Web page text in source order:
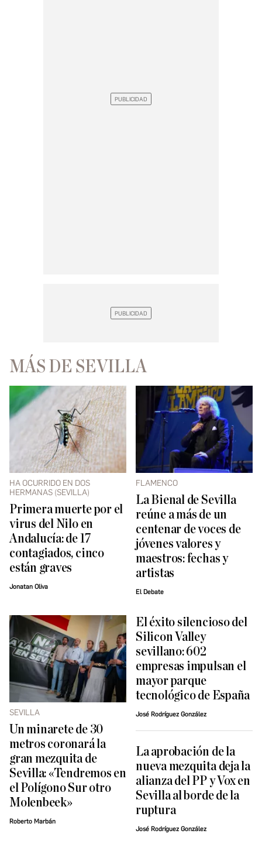
MÁS DE SEVILLA
HA OCURRIDO EN DOS
HERMANAS (SEVILLA)
Primera muerte por el
virus del Nilo en
Andalucía: de 17
contagiados, cinco
están graves
Jonatan Oliva
FLAMENCO
La Bienal de Sevilla
reúne a más de un
centenar de voces de
jóvenes valores y
maestros: fechas y
artistas
El Debate
SEVILLA
Un minarete de 30
metros coronará la
gran mezquita de
Sevilla: «Tendremos en
el Polígono Sur otro
Molenbeek»
Roberto Marbán
El éxito silencioso del
Silicon Valley
sevillano: 602
empresas impulsan el
mayor parque
tecnológico de España
José Rodríguez González
La aprobación de la
nueva mezquita deja la
alianza del PP y Vox en
Sevilla al borde de la
ruptura
José Rodríguez González